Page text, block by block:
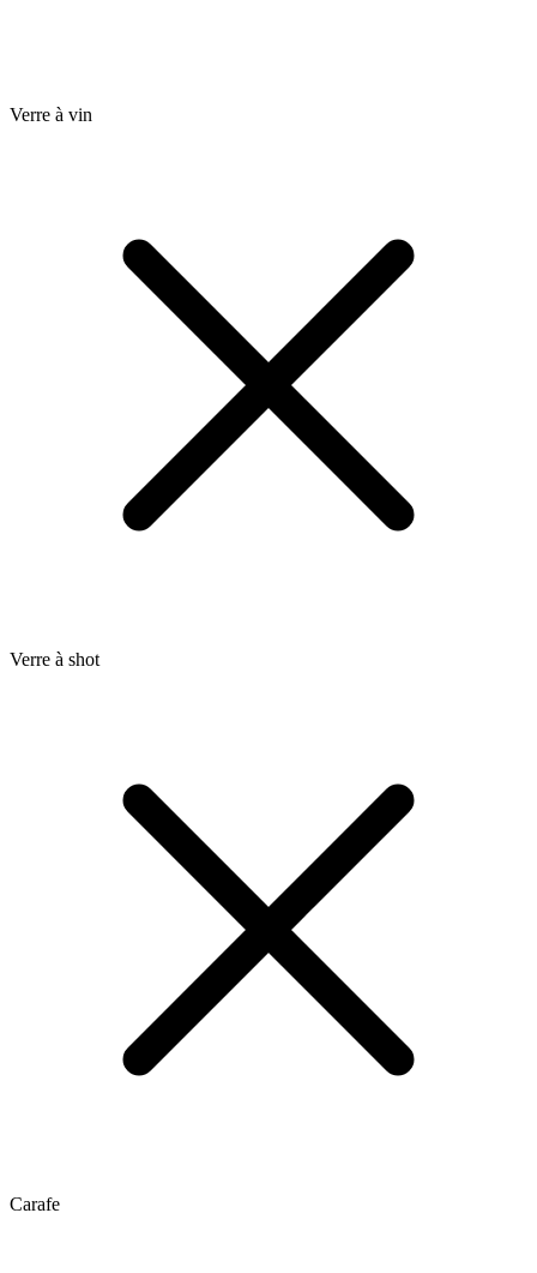
Verre à vin
Verre à shot
Carafe